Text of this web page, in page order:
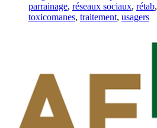
parrainage, réseaux sociaux, rétab,
toxicomanes, traitement, usagers